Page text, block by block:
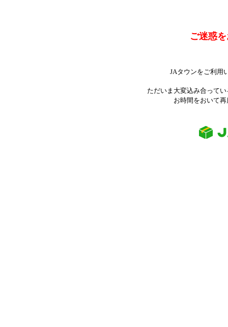
ご迷惑
JAタウンをご利用
ただいま大変込み合って
お時間をおいて